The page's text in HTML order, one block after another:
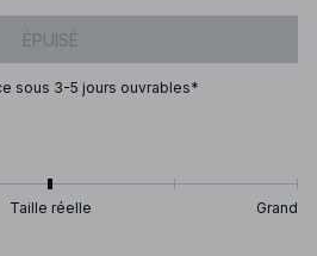
ÉPUISÉ
sous 3-5 jours ouvrables*
Taille réelle Grand